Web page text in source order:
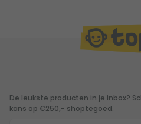
De leukste producten in je inbox?
kans op €250,- shoptegoed.